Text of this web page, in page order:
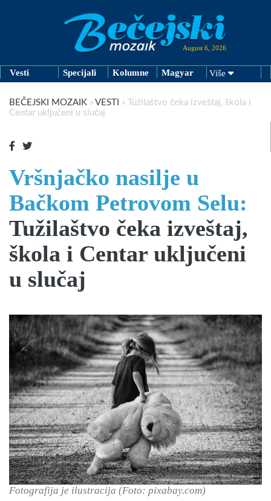
August 6, 2026
Vesti Specijali Kolumne Magyar Više
BEČEJSKI MOZAIK » VESTI »
Tužilaštvo čeka izveštaj, škola i
Centar uključeni u slučaj
Vršnjačko nasilje u
Bačkom Petrovom Selu:
Tužilaštvo čeka izveštaj,
škola i Centar uključeni
u slučaj
Fotografija je ilustracija (Foto: pixabay.com)